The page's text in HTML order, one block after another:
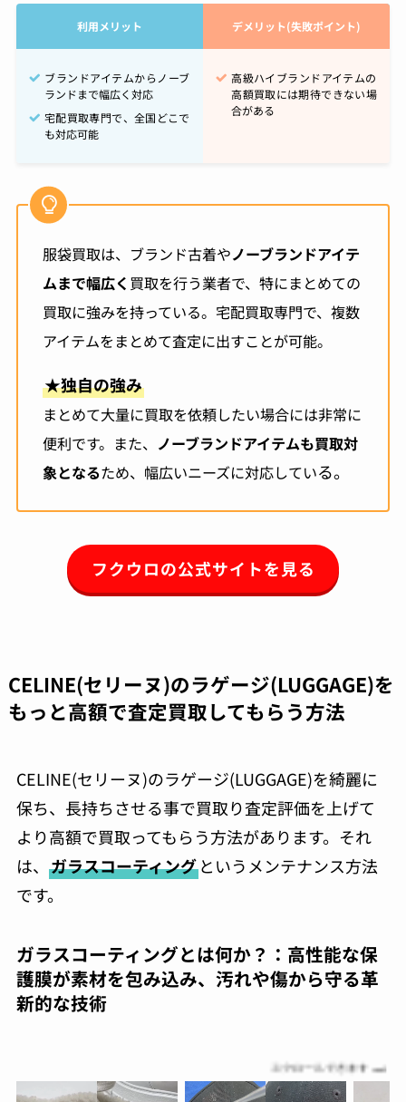
利用メリット デメリット(失敗ポイント)
ブランドアイテムからノーブ
ランドまで幅広く対応
宅配買取専門で、全国どこで
も対応可能
高級ハイブランドアイテムの
高額買取には期待できない場
合がある
服袋買取は、ブランド古着やノーブランドアイテ
ムまで幅広く 買取を行う業者で、特にまとめての
買取に強みを持っている。宅配買取専門で、複数
アイテムをまとめて査定に出すことが可能。
★独自の強み
まとめて大量に買取を依頼したい場合には非常に
便利です。また、 ノーブランドアイテムも買取対
象となるため、幅広いニーズに対応している。
フクウロの公式サイトを見る
CELINE(セリーヌ)のラゲージ(LUGGAGE)を
もっと高額で査定買取してもらう方法
CELINE(セリーヌ)のラゲージ(LUGGAGE)を綺麗に
保ち、長持ちさせる事で買取り査定評価を上げて
より高額で買取ってもらう方法があります。それ
は、 ガラスコーティングというメンテナンス方法
です。
ガラスコーティングとは何か？：高性能な保
護膜が素材を包み込み、汚れや傷から守る革
新的な技術
スクロールできます